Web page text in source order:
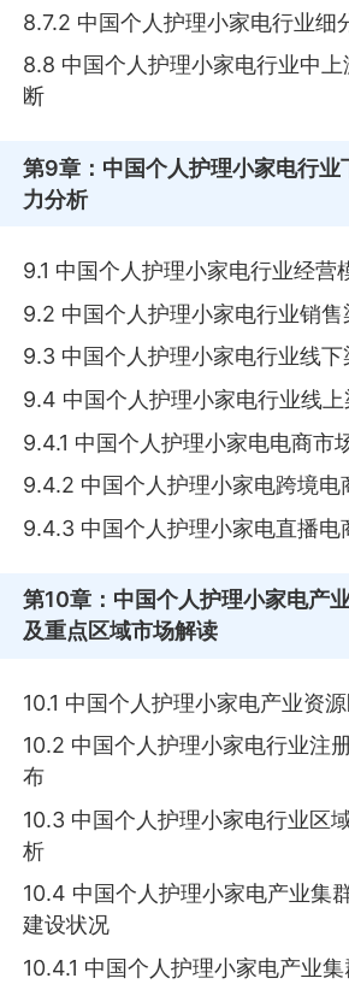
8.7.2 中国个人护理小家电行业细
8.8 中国个人护理小家电行业中
断
第9章 ：中国个人护理小家电行
力分析
9.1 中国个人护理小家电行业经营
9.2 中国个人护理小家电行业销售
9.3 中国个人护理小家电行业线
9.4 中国个人护理小家电行业线
9.4.1 中国个人护理小家电电商市
9.4.2 中国个人护理小家电跨境电
9.4.3 中国个人护理小家电直播电
第10章 ：中国个人护理小家电产
及重点区域市场解读
10.1 中国个人护理小家电产业资
10.2 中国个人护理小家电行业注
布
10.3 中国个人护理小家电行业区
析
10.4 中国个人护理小家电产业集
建设状况
10.4.1 中国个人护理小家电产业